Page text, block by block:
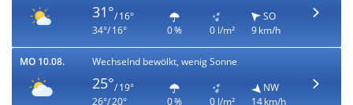
31°/ 16°
34°/ 16°
0 % 0 l/m²
SO
9 km/h
MO 10.08. Wechselnd bewölkt, wenig Sonne
25°/ 19°
26°/ 20°
0 % 0 l/m²
NW
14 km/h